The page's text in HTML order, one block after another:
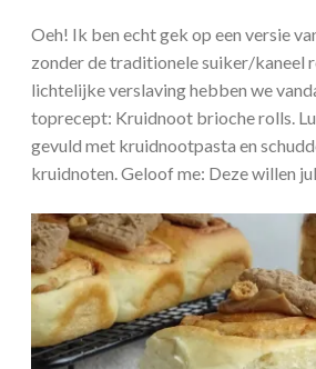
Oeh! Ik ben echt gek op een versie
zonder de traditionele suiker/kaneel
lichtelijke verslaving hebben we
toprecept: Kruidnoot brioche rolls.
gevuld met kruidnootpasta en
kruidnoten. Geloof me: Deze willen